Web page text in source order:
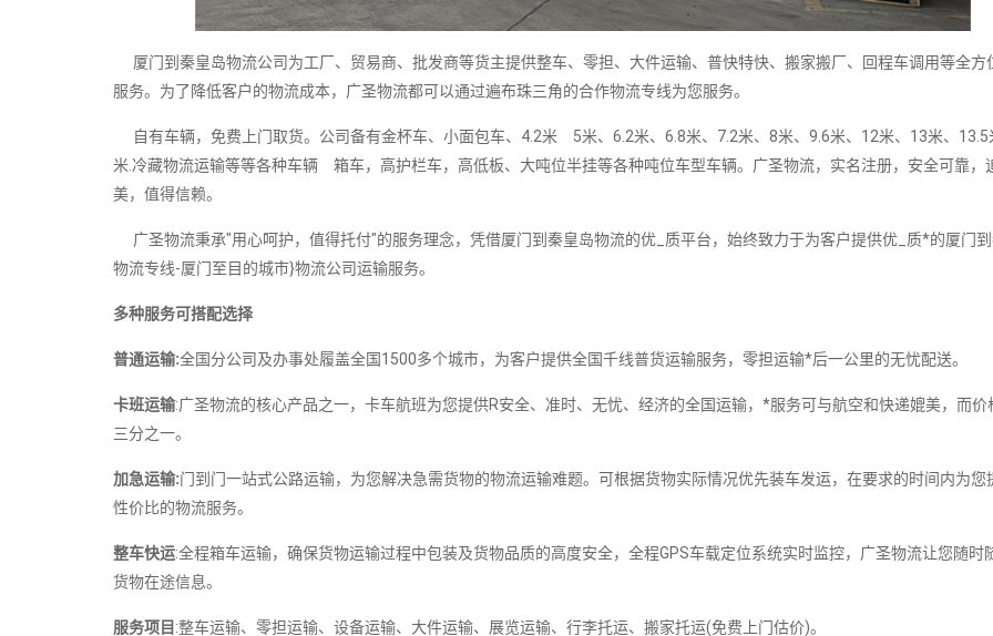
厦门到秦皇岛物流公司为工厂、贸易商、批发商等货主提供整车、零担、大件运输、普快特快、搬家搬厂、回程车调用等全方
服务。为了降低客户的物流成本，广圣物流都可以通过遍布珠三角的合作物流专线为您服务。
自有车辆，免费上门取货。公司备有金杯车、小面包车、4.2米 5米、6.2米、6.8米、7.2米、8米、9.6米、12米、13米、13.5
米.冷藏物流运输等等各种车辆 箱车，高护栏车，高低板、大吨位半挂等各种吨位车型车辆。广圣物流，实名注册，安全可靠，
美，值得信赖。
广圣物流秉承"用心呵护，值得托付"的服务理念，凭借厦门到秦皇岛物流的优_质平台，始终致力于为客户提供优_质*的厦门
物流专线-厦门至目的城市}物流公司运输服务。
多种服务可搭配选择
普通运输:全国分公司及办事处履盖全国1500多个城市，为客户提供全国千线普货运输服务，零担运输*后一公里的无忧配送。
卡班运输:广圣物流的核心产品之一，卡车航班为您提供R安全、准时、无忧、经济的全国运输，*服务可与航空和快递媲美，而价
三分之一。
加急运输:门到门一站式公路运输，为您解决急需货物的物流运输难题。可根据货物实际情况优先装车发运，在要求的时间内为您
性价比的物流服务。
整车快运:全程箱车运输，确保货物运输过程中包装及货物品质的高度安全，全程GPS车载定位系统实时监控，广圣物流让您随时
货物在途信息。
服务项目 :整车运输、零担运输、设备运输、大件运输、展览运输、行李托运、搬家托运(免费上门估价)。